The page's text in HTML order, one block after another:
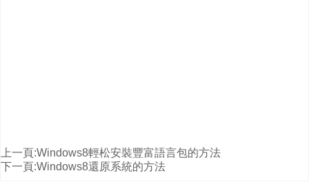
上一頁:Windows8輕松安裝豐富語言包的方法
下一頁:Windows8還原系統的方法